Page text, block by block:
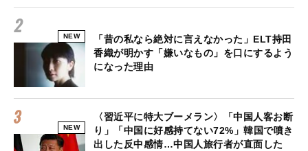
NEW
「昔の私なら絶対に言えなかった」ELT持田
香織が明かす「嫌いなもの」を口にするよう
になった理由
NEW
〈習近平に特大ブーメラン〉「中国人客お断
り」「中国に好感持てない72%」韓国で噴き
出した反中感情…中国人旅行者が直面した